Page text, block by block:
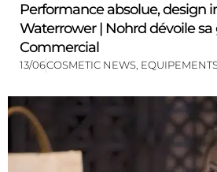
Performance absolue, design
Waterrower | Nohrd dévoile
Commercial
13/06COSMETIC NEWS,